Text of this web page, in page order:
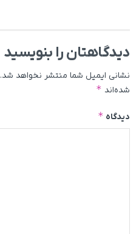
دیدگاهتان را بنویسید
نشانی ایمیل شما منتشر نخواهد شد.
شده‌اند *
دیدگاه *